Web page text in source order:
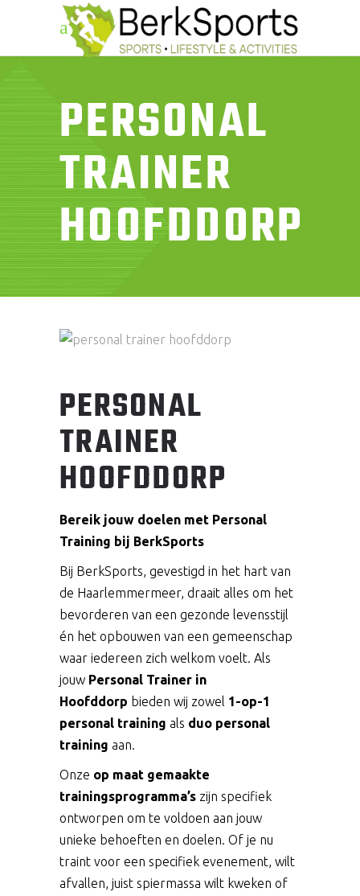
PERSONAL
TRAINER
HOOFDDORP
PERSONAL
TRAINER
HOOFDDORP
Bereik jouw doelen met Personal
Training bij BerkSports
Bij BerkSports, gevestigd in het hart van
de Haarlemmermeer, draait alles om het
bevorderen van een gezonde levensstijl
én het opbouwen van een gemeenschap
waar iedereen zich welkom voelt. Als
jouw Personal Trainer in
Hoofddorp bieden wij zowel 1-op-1
personal training als duo personal
training aan.
Onze op maat gemaakte
trainingsprogramma’s zijn specifiek
ontworpen om te voldoen aan jouw
unieke behoeften en doelen. Of je nu
traint voor een specifiek evenement, wilt
afvallen, juist spiermassa wilt kweken of